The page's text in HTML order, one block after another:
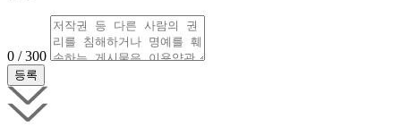
0 / 300